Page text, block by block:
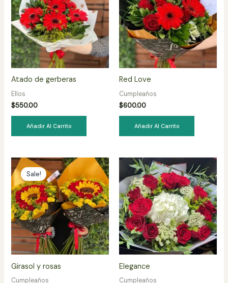
Atado de gerberas
Ellos
$550.00
Añadir Al Carrito
Red Love
Cumpleaños
$600.00
Añadir Al Carrito
Sale!
Girasol y rosas
Cumpleaños
Elegance
Cumpleaños